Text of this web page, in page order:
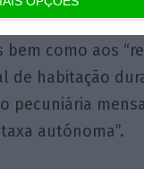
bem como aos
habitação
pecuniária
autónoma”.